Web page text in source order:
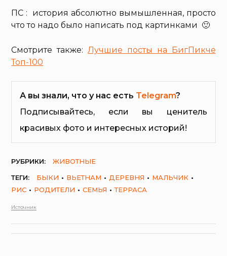
ПС : история абсолютно вымышленная, просто
что то надо было написать под картинками 🙂
Смотрите также:Лучшие посты на БигПикче
Топ-100
А вы знали, что у нас есть Telegram?
Подписывайтесь, если вы ценитель
красивых фото и интересных историй!
РУБРИКИ:
ЖИВОТНЫЕ
ТЕГИ:
БЫКИ ВЬЕТНАМ ДЕРЕВНЯ
МАЛЬЧИК
РИС
РОДИТЕЛИ СЕМЬЯ ТЕРРАСА
Источник